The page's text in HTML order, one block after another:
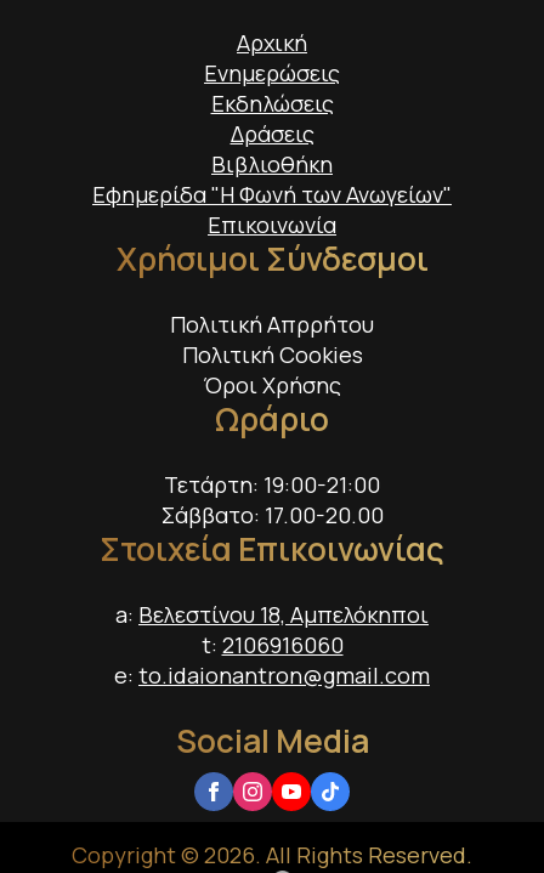
Αρχική
Ενημερώσεις
Εκδηλώσεις
Δράσεις
Βιβλιοθήκη
Εφημερίδα "Η Φωνή των Ανωγείων"
Επικοινωνία
Χρήσιμοι Σύνδεσμοι
Πολιτική Απρρήτου
Πολιτική Cookies
Όροι Χρήσης
Ωράριο
Τετάρτη: 19:00-21:00
Σάββατο: 17.00-20.00
Στοιχεία Επικοινωνίας
a: Βελεστίνου 18, Αμπελόκηποι
t: 2106916060
e: to.idaionantron@gmail.com
Social Media
Copyright © 2026. All Rights Reserved.